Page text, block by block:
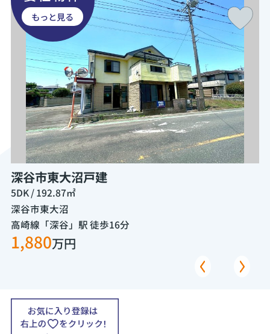
もっと見る
深谷市東大沼戸建
5DK / 192.87㎡
深谷市東大沼
高崎線「深谷」駅 徒歩16分
1,880万円